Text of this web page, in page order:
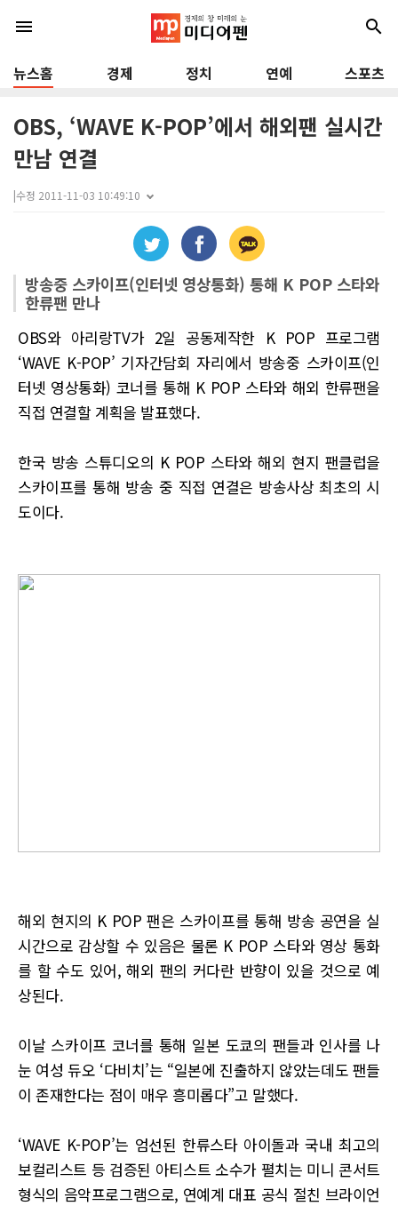
menu search
뉴스홈 경제 정치 연예 스포츠
OBS, ‘WAVE K-POP’에서 해외팬 실시간
만남 연결
|수정 2011-11-03 10:49:10
방송중 스카이프(인터넷 영상통화) 통해 K POP 스타와
한류팬 만나
OBS와 아리랑TV가 2일 공동제작한 K POP 프로그램
‘WAVE K-POP’ 기자간담회 자리에서 방송중 스카이프(인
터넷 영상통화) 코너를 통해 K POP 스타와 해외 한류팬을
직접 연결할 계획을 발표했다.
한국 방송 스튜디오의 K POP 스타와 해외 현지 팬클럽을
스카이프를 통해 방송 중 직접 연결은 방송사상 최초의 시
도이다.
해외 현지의 K POP 팬은 스카이프를 통해 방송 공연을 실
시간으로 감상할 수 있음은 물론 K POP 스타와 영상 통화
를 할 수도 있어, 해외 팬의 커다란 반향이 있을 것으로 예
상된다.
이날 스카이프 코너를 통해 일본 도쿄의 팬들과 인사를 나
눈 여성 듀오 ‘다비치’는 “일본에 진출하지 않았는데도 팬들
이 존재한다는 점이 매우 흥미롭다”고 말했다.
‘WAVE K-POP’는 엄선된 한류스타 아이돌과 국내 최고의
보컬리스트 등 검증된 아티스트 소수가 펼치는 미니 콘서트
형식의 음악프로그램으로, 연예계 대표 공식 절친 브라이언